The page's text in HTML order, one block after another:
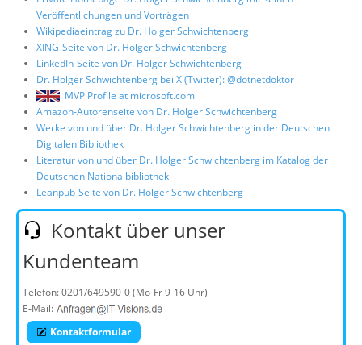
Veröffentlichungen und Vorträgen
Wikipediaeintrag zu Dr. Holger Schwichtenberg
XING-Seite von Dr. Holger Schwichtenberg
LinkedIn-Seite von Dr. Holger Schwichtenberg
Dr. Holger Schwichtenberg bei X (Twitter): @dotnetdoktor
MVP Profile at microsoft.com
Amazon-Autorenseite von Dr. Holger Schwichtenberg
Werke von und über Dr. Holger Schwichtenberg in der Deutschen
Digitalen Bibliothek
Literatur von und über Dr. Holger Schwichtenberg im Katalog der
Deutschen Nationalbibliothek
Leanpub-Seite von Dr. Holger Schwichtenberg
Kontakt über unser
Kundenteam
Telefon:0201/649590-0(Mo-Fr 9-16 Uhr)
E-Mail:
Kontaktformular